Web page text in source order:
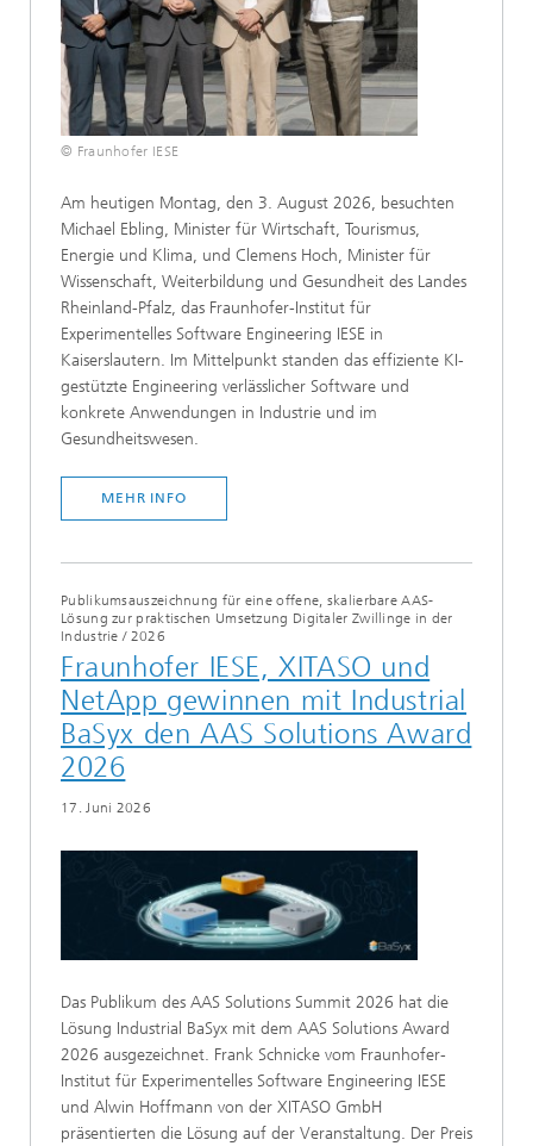
© Fraunhofer IESE
Am heutigen Montag, den 3. August 2026, besuchten
Michael Ebling, Minister für Wirtschaft, Tourismus,
Energie und Klima, und Clemens Hoch, Minister für
Wissenschaft, Weiterbildung und Gesundheit des Landes
Rheinland-Pfalz, das Fraunhofer-Institut für
Experimentelles Software Engineering IESE in
Kaiserslautern. Im Mittelpunkt standen das effiziente KI-
gestützte Engineering verlässlicher Software und
konkrete Anwendungen in Industrie und im
Gesundheitswesen.
MEHR INFO
Publikumsauszeichnung für eine offene, skalierbare AAS-
Lösung zur praktischen Umsetzung Digitaler Zwillinge in der
Industrie / 2026
Fraunhofer IESE, XITASO und
NetApp gewinnen mit Industrial
BaSyx den AAS Solutions Award
2026
17. Juni 2026
Das Publikum des AAS Solutions Summit 2026 hat die
Lösung Industrial BaSyx mit dem AAS Solutions Award
2026 ausgezeichnet. Frank Schnicke vom Fraunhofer-
Institut für Experimentelles Software Engineering IESE
und Alwin Hoffmann von der XITASO GmbH
präsentierten die Lösung auf der Veranstaltung. Der Preis